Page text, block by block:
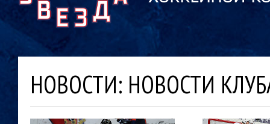
НОВОСТИ: НОВОСТИ